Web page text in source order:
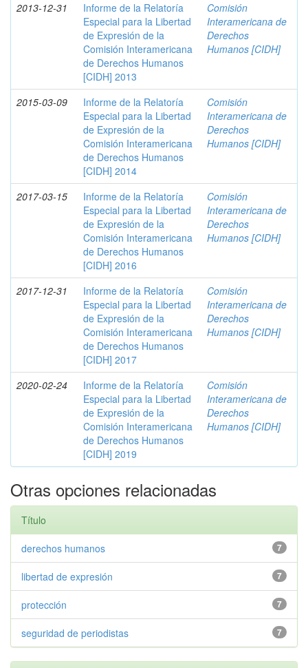
2013-12-31
Informe de la Relatoría
Especial para la Libertad
de Expresión de la
Comisión Interamericana
de Derechos Humanos
[CIDH] 2013
Comisión
Interamericana de
Derechos
Humanos [CIDH]
2015-03-09
Informe de la Relatoría
Especial para la Libertad
de Expresión de la
Comisión Interamericana
de Derechos Humanos
[CIDH] 2014
Comisión
Interamericana de
Derechos
Humanos [CIDH]
2017-03-15
Informe de la Relatoría
Especial para la Libertad
de Expresión de la
Comisión Interamericana
de Derechos Humanos
[CIDH] 2016
Comisión
Interamericana de
Derechos
Humanos [CIDH]
2017-12-31
Informe de la Relatoría
Especial para la Libertad
de Expresión de la
Comisión Interamericana
de Derechos Humanos
[CIDH] 2017
Comisión
Interamericana de
Derechos
Humanos [CIDH]
2020-02-24
Informe de la Relatoría
Especial para la Libertad
de Expresión de la
Comisión Interamericana
de Derechos Humanos
[CIDH] 2019
Comisión
Interamericana de
Derechos
Humanos [CIDH]
Otras opciones relacionadas
Título
7
derechos humanos
7
libertad de expresión
7
protección
7
seguridad de periodistas